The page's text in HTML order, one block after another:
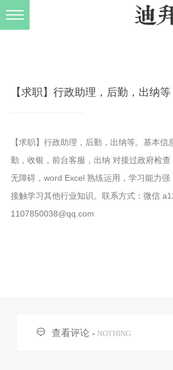
【求职】行政助理，后勤，出纳等
【求职】行政助理，后勤，出纳等。基本
勤，收银，前台客服，出纳 对接过政府检
无障碍，word Excel 熟练运用，学习能力
接触学习其他行业知识。联系方式：微信
1107850038@qq.com
 查看评论 - NOTHING